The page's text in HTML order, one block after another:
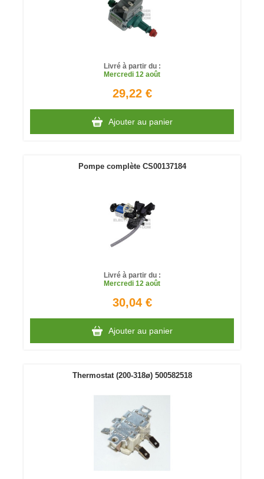
Livré à partir du :
Mercredi 12 août
29,22 €
Ajouter au panier
Pompe complète CS00137184
Livré à partir du :
Mercredi 12 août
30,04 €
Ajouter au panier
Thermostat (200-318ø) 500582518